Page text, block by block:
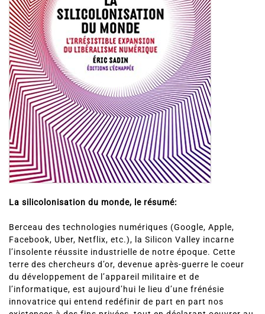
La silicolonisation du monde, le résumé:
Berceau des technologies numériques (Google, Apple,
Facebook, Uber, Netflix, etc.), la Silicon Valley incarne
l’insolente réussite industrielle de notre époque. Cette
terre des chercheurs d’or, devenue après-guerre le coeur
du développement de l’appareil militaire et de
l’informatique, est aujourd’hui le lieu d’une frénésie
innovatrice qui entend redéfinir de part en part nos